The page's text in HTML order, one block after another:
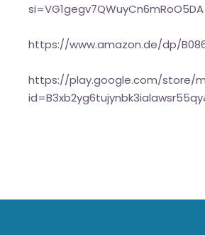
si=VG1gegv7QWuyCn6mRoO5DA
https://www.amazon.de/dp/
https://play.google.com/store/